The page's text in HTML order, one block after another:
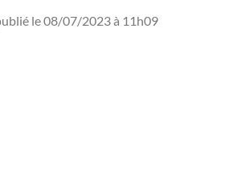
le 08/07/2023 à 11h09